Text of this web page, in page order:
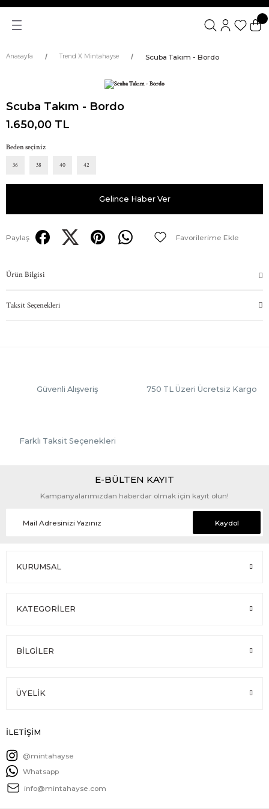
Anasayfa Trend X Mintahayse Scuba Takım - Bordo
Scuba Takım - Bordo
1.650,00 TL
Beden seçiniz
36 38 40 42
Gelince Haber Ver
Paylaş
Ürün Bilgisi
Taksit Seçenekleri
Güvenli Alışveriş 750 TL Üzeri Ücretsiz Kargo
Farklı Taksit Seçenekleri
E-BÜLTEN KAYIT
Kampanyalarımızdan haberdar olmak için kayıt olun!
Kaydol
KURUMSAL
KATEGORİLER
BİLGİLER
ÜYELİK
İLETİŞİM
@mintahayse
Whatsapp
info@mintahayse.com